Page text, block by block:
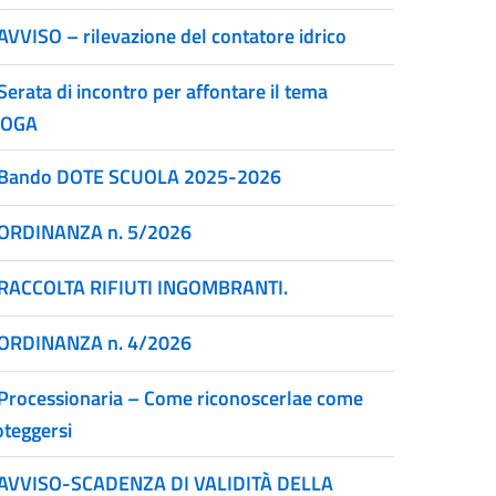
– rilevazione del contatore idrico
di incontro per affontare il tema
DOTE SCUOLA 2025-2026
n. 5/2026
RIFIUTI INGOMBRANTI.
n. 4/2026
– Come riconoscerlae come
SCADENZA DI VALIDITÀ DELLA